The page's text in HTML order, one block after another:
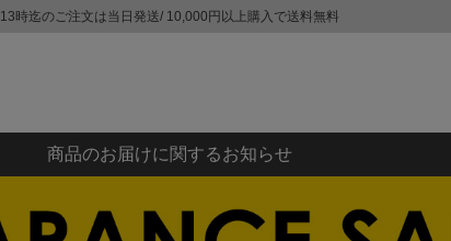
13時迄のご注文は当日発送/ 10,000円以上購入で送料無料
商品のお届けに関するお知らせ